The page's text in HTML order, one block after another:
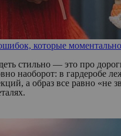
которые
стильно — это про
наоборот: в гардеробе
а образ все равно «не